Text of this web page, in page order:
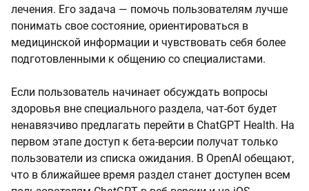
лечения. Его задача — помочь пользователям лучше
понимать свое состояние, ориентироваться в
медицинской информации и чувствовать себя более
подготовленными к общению со специалистами.
Если пользователь начинает обсуждать вопросы
здоровья вне специального раздела, чат-бот будет
ненавязчиво предлагать перейти в ChatGPT Health. На
первом этапе доступ к бета-версии получат только
пользователи из списка ожидания. В OpenAI обещают,
что в ближайшее время раздел станет доступен всем